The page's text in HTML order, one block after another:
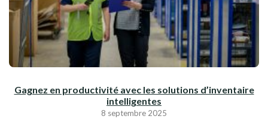
Gagnez en productivité avec les solutions d’inventaire
intelligentes
8 septembre 2025